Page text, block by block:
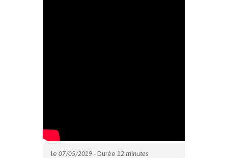
le 07/05/2019 - Durée 12 minutes